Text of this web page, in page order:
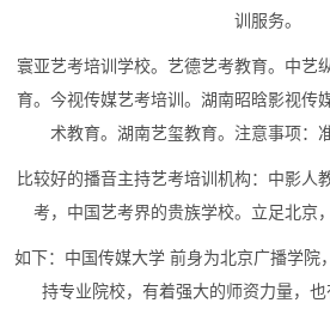
训服务。
寰亚艺考培训学校。艺德艺考教育。中艺
育。今视传媒艺考培训。湖南昭晗影视传
术教育。湖南艺玺教育。注意事项：
比较好的播音主持艺考培训机构：中影人
考，中国艺考界的贵族学校。立足北京
如下：中国传媒大学 前身为北京广播学院
持专业院校，有着强大的师资力量，也